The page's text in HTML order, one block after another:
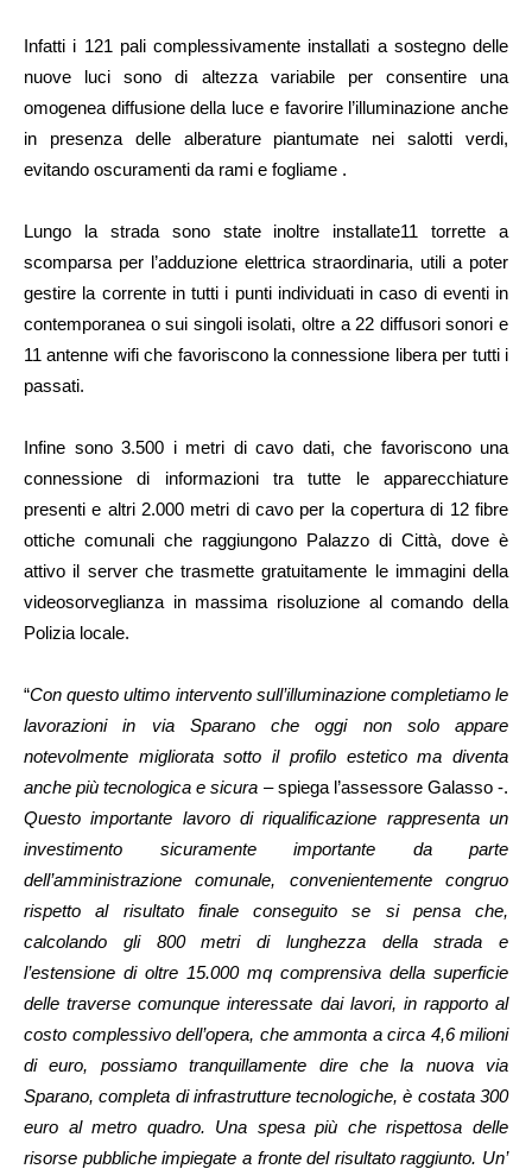
Infatti i 121 pali complessivamente installati a sostegno delle
nuove luci sono di altezza variabile per consentire una
omogenea diffusione della luce e favorire l’illuminazione anche
in presenza delle alberature piantumate nei salotti verdi,
evitando oscuramenti da rami e fogliame .
Lungo la strada sono state inoltre installate11 torrette a
scomparsa per l’adduzione elettrica straordinaria, utili a poter
gestire la corrente in tutti i punti individuati in caso di eventi in
contemporanea o sui singoli isolati, oltre a 22 diffusori sonori e
11 antenne wifi che favoriscono la connessione libera per tutti i
passati.
Infine sono 3.500 i metri di cavo dati, che favoriscono una
connessione di informazioni tra tutte le apparecchiature
presenti e altri 2.000 metri di cavo per la copertura di 12 fibre
ottiche comunali che raggiungono Palazzo di Città, dove è
attivo il server che trasmette gratuitamente le immagini della
videosorveglianza in massima risoluzione al comando della
Polizia locale.
“Con questo ultimo intervento sull’illuminazione completiamo le
lavorazioni in via Sparano che oggi non solo appare
notevolmente migliorata sotto il profilo estetico ma diventa
anche più tecnologica e sicura – spiega l’assessore Galasso -.
Questo importante lavoro di riqualificazione rappresenta un
investimento sicuramente importante da parte
dell’amministrazione comunale, convenientemente congruo
rispetto al risultato finale conseguito se si pensa che,
calcolando gli 800 metri di lunghezza della strada e
l’estensione di oltre 15.000 mq comprensiva della superficie
delle traverse comunque interessate dai lavori, in rapporto al
costo complessivo dell’opera, che ammonta a circa 4,6 milioni
di euro, possiamo tranquillamente dire che la nuova via
Sparano, completa di infrastrutture tecnologiche, è costata 300
euro al metro quadro. Una spesa più che rispettosa delle
risorse pubbliche impiegate a fronte del risultato raggiunto. Un’